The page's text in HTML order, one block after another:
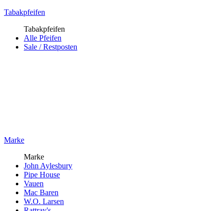
Tabakpfeifen
Tabakpfeifen
Alle Pfeifen
Sale / Restposten
Marke
Marke
John Aylesbury
Pipe House
Vauen
Mac Baren
W.O. Larsen